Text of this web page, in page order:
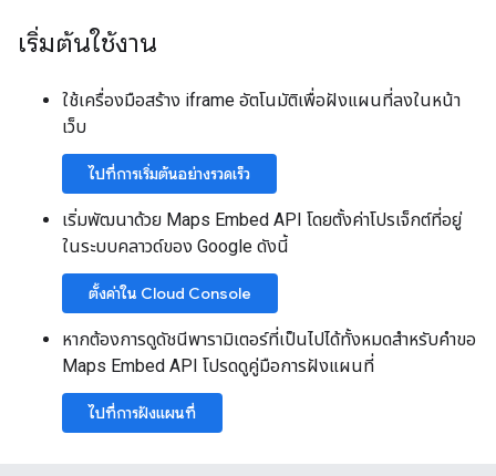
เริ่มต้นใช้งาน
ใช้เครื่องมือสร้าง iframe อัตโนมัติเพื่อฝังแผนที่ลงในหน้า
เว็บ
ไปที่การเริ่มต้นอย่างรวดเร็ว
เริ่มพัฒนาด้วย Maps Embed API โดยตั้งค่าโปรเจ็กต์ที่อยู่
ในระบบคลาวด์ของ Google ดังนี้
ตั้งค่าใน Cloud Console
หากต้องการดูดัชนีพารามิเตอร์ที่เป็นไปได้ทั้งหมดสำหรับคำขอ
Maps Embed API โปรดดูคู่มือการฝังแผนที่
ไปที่การฝังแผนที่